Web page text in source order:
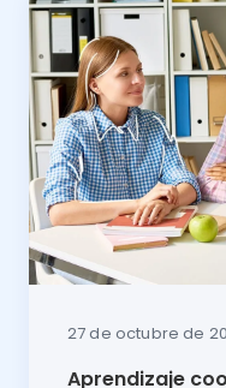
27 de octubre de
Aprendizaje